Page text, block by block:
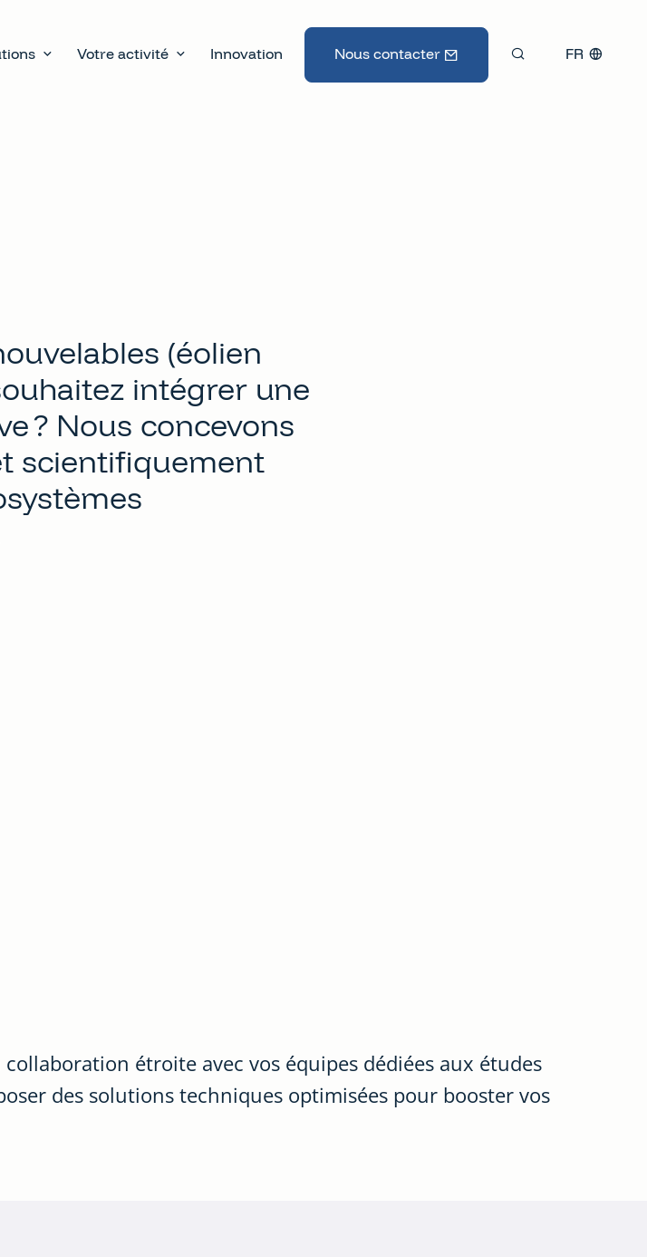
Votre activité Innovation Nous contacter FR
(éolien
intégrer une
? Nous concevons
scientifiquement
étroite avec vos équipes dédiées aux études
des solutions techniques optimisées pour booster vos